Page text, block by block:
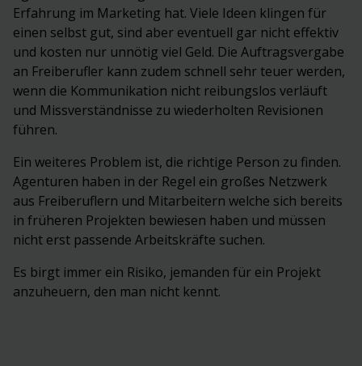
Erfahrung im Marketing hat. Viele Ideen klingen für
einen selbst gut, sind aber eventuell gar nicht effektiv
und kosten nur unnötig viel Geld. Die Auftragsvergabe
an Freiberufler kann zudem schnell sehr teuer werden,
wenn die Kommunikation nicht reibungslos verläuft
und Missverständnisse zu wiederholten Revisionen
führen.
Ein weiteres Problem ist, die richtige Person zu finden.
Agenturen haben in der Regel ein großes Netzwerk
aus Freiberuflern und Mitarbeitern welche sich bereits
in früheren Projekten bewiesen haben und müssen
nicht erst passende Arbeitskräfte suchen.
Es birgt immer ein Risiko, jemanden für ein Projekt
anzuheuern, den man nicht kennt.